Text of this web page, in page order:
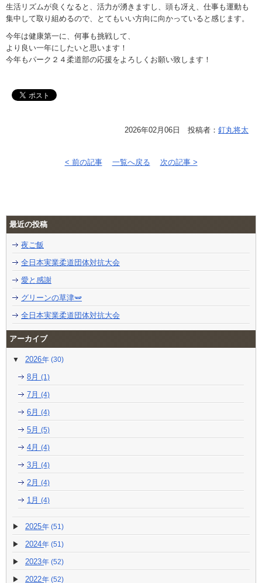
生活リズムが良くなると、活力が湧きますし、頭も冴え、仕事も運動も
集中して取り組めるので、とてもいい方向に向かっていると感じます。
今年は健康第一に、何事も挑戦して、
より良い一年にしたいと思います！
今年もパーク２４柔道部の応援をよろしくお願い致します！
2026年02月06日 投稿者： 釘丸将太
< 前の記事 一覧へ戻る 次の記事 >
最近の投稿
夜ご飯
全日本実業柔道団体対抗大会
愛と感謝
グリーンの草津🫛
全日本実業柔道団体対抗大会
アーカイブ
2026 (30)
8月 (1)
7月 (4)
6月 (4)
5月 (5)
4月 (4)
3月 (4)
2月 (4)
1月 (4)
2025 (51)
2024 (51)
2023 (52)
2022 (52)